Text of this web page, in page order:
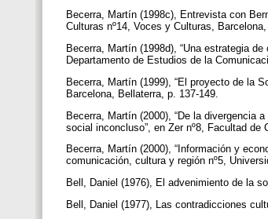
Becerra, Martín (1998c), Entrevista con
Culturas nº14, Voces y Culturas,
Becerra, Martín (1998d), “Una estrategia
Departamento de Estudios de la
Becerra, Martín (1999), “El proyecto de la
Barcelona, Bellaterra, p. 137-149.
Becerra, Martín (2000), “De la divergencia
social inconcluso”, en Zer nº8, Facultad
Becerra, Martín (2000), “Información y
comunicación, cultura y región nº5,
Bell, Daniel (1976), El advenimiento de la
Bell, Daniel (1977), Las contradicciones